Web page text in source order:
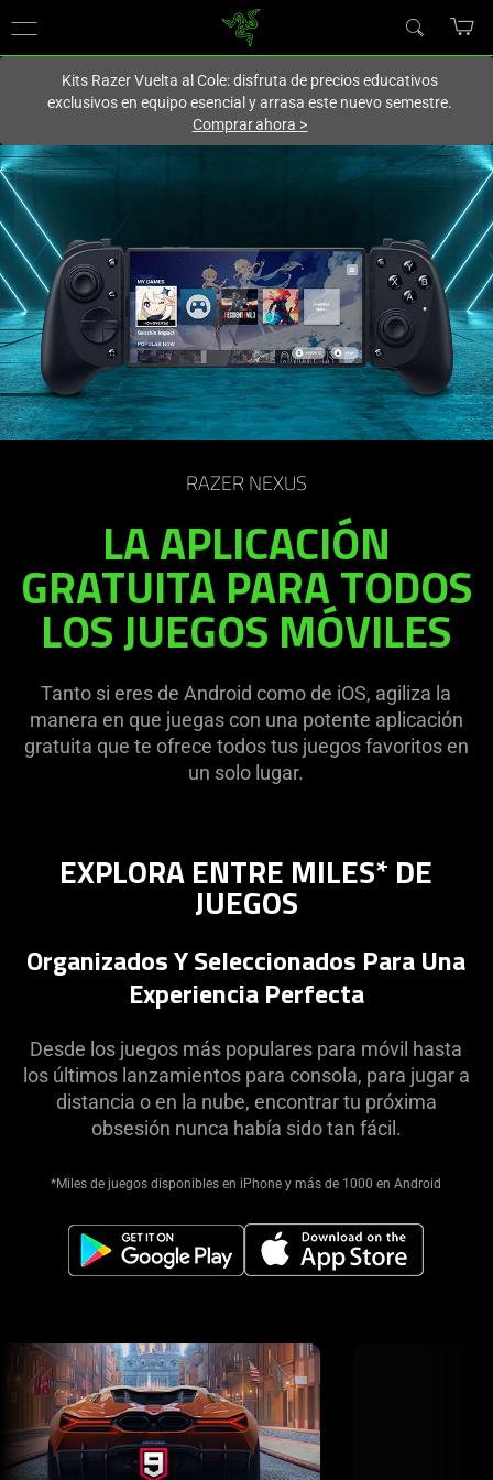
En este momento estás en el sitio de
Kits Razer Vuelta al Cole: disfruta de precios educativos
exclusivos en equipo esencial y arrasa este nuevo semestre.
Comprar ahora >
RAZER NEXUS
LA APLICACIÓN
GRATUITA PARA TODOS
LOS JUEGOS MÓVILES
Tanto si eres de Android como de iOS, agiliza la
manera en que juegas con una potente aplicación
gratuita que te ofrece todos tus juegos favoritos en
un solo lugar.
EXPLORA ENTRE MILES* DE
JUEGOS
Organizados Y Seleccionados Para Una
Experiencia Perfecta
Desde los juegos más populares para móvil hasta
los últimos lanzamientos para consola, para jugar a
distancia o en la nube, encontrar tu próxima
obsesión nunca había sido tan fácil.
*Miles de juegos disponibles en iPhone y más de 1000 en Android
carousel
panning
animation.